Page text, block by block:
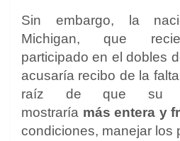
Sin embargo, la
Michigan, que
participado en el dobles
acusaría recibo de la
raíz de que su
mostraría más entera y
condiciones, manejar los